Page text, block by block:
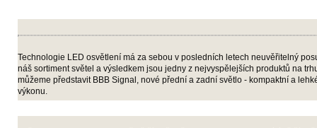
Technologie LED osvětlení má za sebou v posledních letech neuvěřitelný
náš sortiment světel a výsledkem jsou jedny z nejvyspělejších produktů na
můžeme představit BBB Signal, nové přední a zadní světlo - kompaktní a
výkonu.